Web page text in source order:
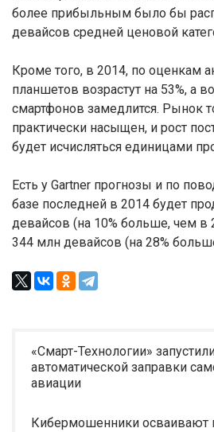
более прибыльным было бы
девайсов средней ценовой
Кроме того, в 2014, по оценкам
планшетов возрастут на 53%, а
смартфонов замедлится. Рынок
практически насыщен, и рост
будет исчисляться единицами
Есть у Gartner прогнозы и по
базе последней в 2014 будет
девайсов (на 10% больше, чем в
344 млн девайсов (на 28%
«Смарт-Технологии»
автоматической заправки
авиации
Кибермошенники осваивают